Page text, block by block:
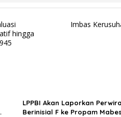
hingga
Imbas
LPPBI Akan Laporkan Perwira
Berinisial F ke Propam Mabes